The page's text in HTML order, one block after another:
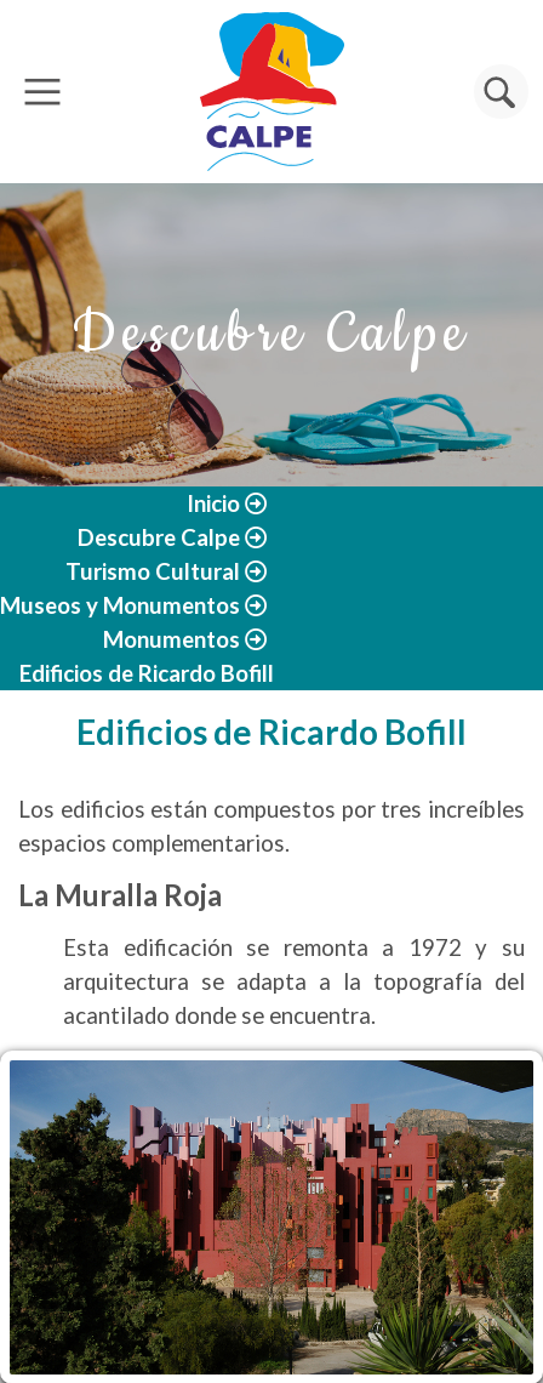
Pasar al contenido principal
Buscar
Descubre Calpe
Inicio
Descubre Calpe
Turismo Cultural
Museos y Monumentos
Monumentos
Edificios de Ricardo Bofill
Edificios de Ricardo Bofill
Los edificios están compuestos por tres increíbles
espacios complementarios.
La Muralla Roja
Esta edificación se remonta a 1972 y su
arquitectura se adapta a la topografía del
acantilado donde se encuentra.